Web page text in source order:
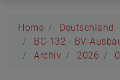
Home
Deutschland
BC-132 - BV-
Archiv
2026